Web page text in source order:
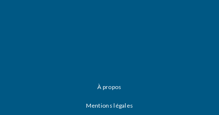
À propos
Mentions légales